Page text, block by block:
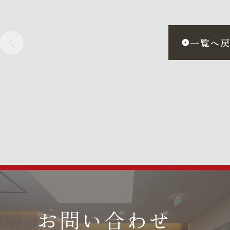
一覧へ
お問い合わせ